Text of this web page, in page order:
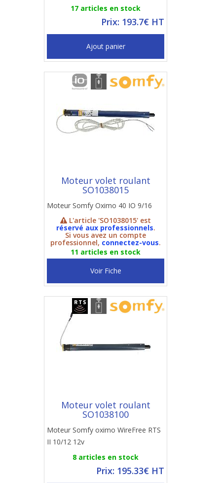
17 articles en stock
Prix: 193.7€ HT
Ajout panier
Moteur volet roulant
SO1038015
Moteur Somfy Oximo 40 IO 9/16
L'article 'SO1038015' est
réservé aux professionnels.
Si vous avez un compte
professionnel, connectez-vous.
11 articles en stock
Voir Fiche
Moteur volet roulant
SO1038100
Moteur Somfy oximo WireFree RTS
II 10/12 12v
8 articles en stock
Prix: 195.33€ HT